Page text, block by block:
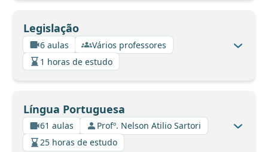
Legislação
6 aulas
Vários professores
1 horas de estudo
Língua Portuguesa
61 aulas
Profº. Nelson Atilio Sartori
25 horas de estudo